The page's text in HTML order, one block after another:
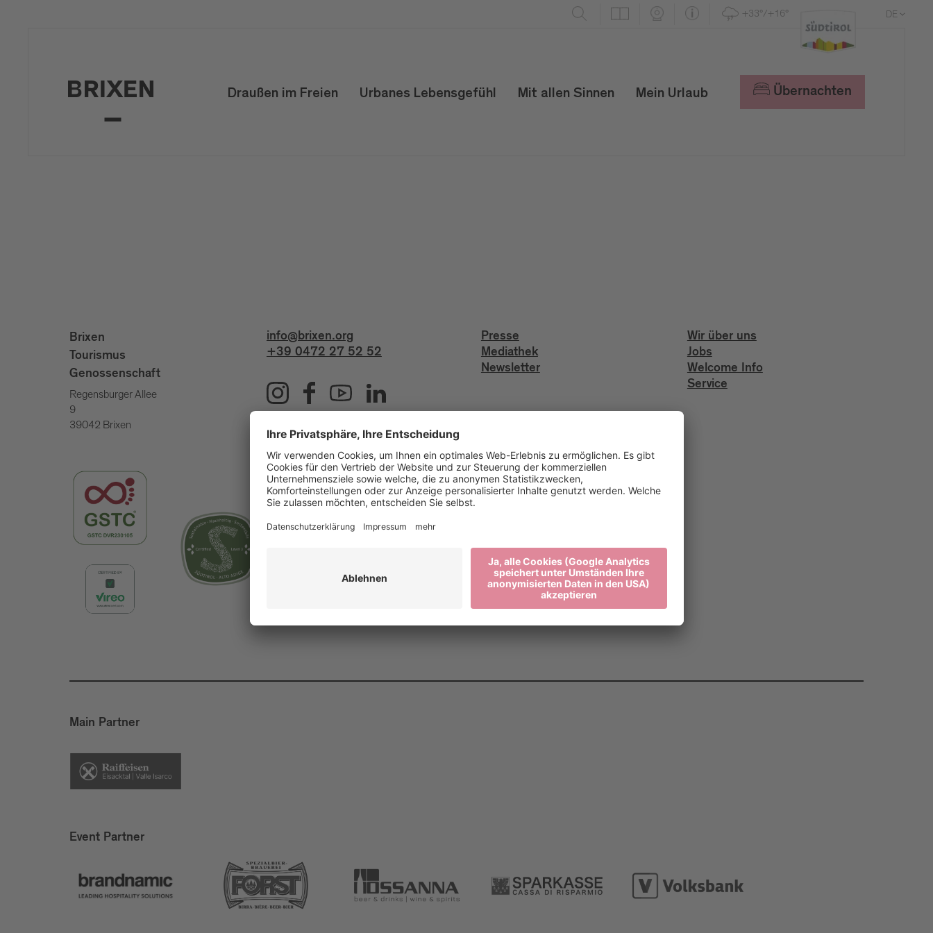
+33°/+16° DE
Draußen im Freien Urbanes Lebensgefühl Mit allen Sinnen Mein Urlaub Übernachten
Brixen
Tourismus
Genossenschaft
Regensburger Allee
9
39042 Brixen
info@brixen.org
+39 0472 27 52 52
Presse
Mediathek
Newsletter
Wir über uns
Jobs
Welcome Info
Service
Main Partner
Event Partner